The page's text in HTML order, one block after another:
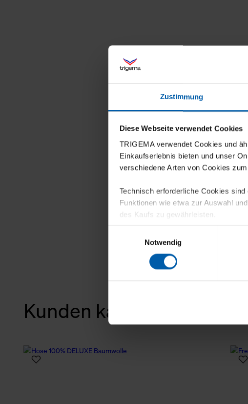
Zustimmung
Diese Webseite verwendet Cookies
TRIGEMA verwendet Cookies und
Einkaufserlebnis bieten und unser
verschiedene Arten von Cookies
Technisch erforderliche Cookies
Funktionen wie etwa zur Auswahl
des Kaufs zu gewährleisten.
Für die Darstellung personalisierter
sowie für Marketing-, Statistik- und
personenbezogene Informationen.
Klicken Sie auf "Alle erlauben",
verwenden dürfen. Über die
Über den Reiter „Details“ erfahren
Notwendig
Kunden kauften auch